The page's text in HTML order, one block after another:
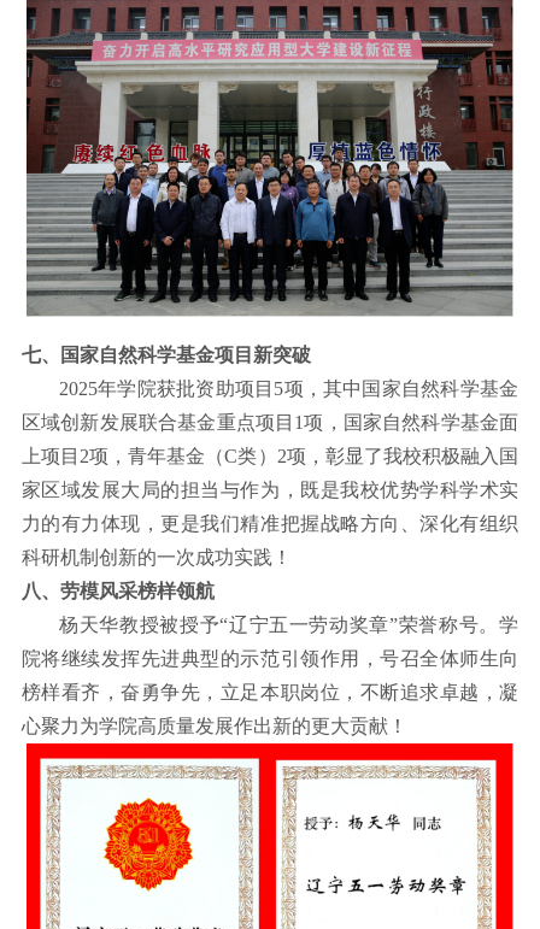
七、国家自然科学基金项目新突破
2025年学院获批资助项目 5项，其中国家自然科学基金
区域创新发展联合基金重点项目 1项，国家自然科学基金面
上项目2项，青年基金（C类） 2项，彰显了我校积极融入国
家区域发展大局的担当与作为，既是我校优势学科学术实
力的有力体现，更是我们精准把握战略方向、深化有组织
科研机制创新的一次成功实践！
八、劳模风采榜样领航
杨天华教授被授予“辽宁五一劳动奖章”荣誉称号。学
院将继续发挥先进典型的示范引领作用，号召全体师生向
榜样看齐，奋勇争先，立足本职岗位，不断追求卓越，凝
心聚力为学院高质量发展作出新的更大贡献！